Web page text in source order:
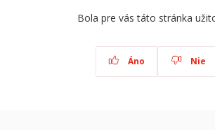
Bola pre vás táto stránka
Áno Nie